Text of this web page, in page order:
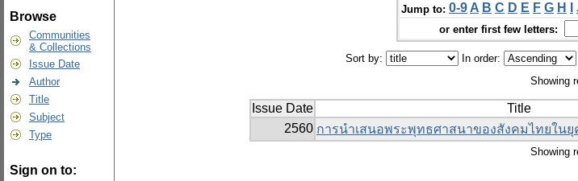
Browse
Communities
& Collections
Issue Date
Author
Title
Subject
Type
Sign on to:
Jump to: 0-9 A B C D E F G H
or enter first few letters:
Sort by: In order:
Showing
Issue Date Title
2560 การนำเสนอพระพุทธศาสนาของสังคมไทยใน
Showing